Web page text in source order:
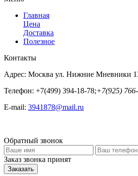
Главная
Цена
Доставка
Полезное
Контакты
Адрес: Москва ул. Нижние Мневники
Телефон: +7(499) 394-18-78;+7(925)
E-mail: 3941878@mail.ru
Обратный звонок
Заказ звонка принят
Заказать